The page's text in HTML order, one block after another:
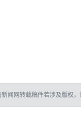
闻网转载稿件若涉及版权，